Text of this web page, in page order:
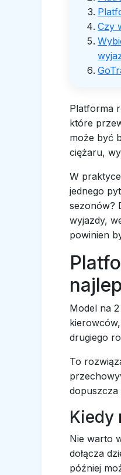
Czy
Platforma
które
może być
ciężaru,
W
jednego
sezonów?
wyjazdy,
powinien
Model na
drugiego
To
dopuszcza
Kiedy
Nie warto
dołącza
później